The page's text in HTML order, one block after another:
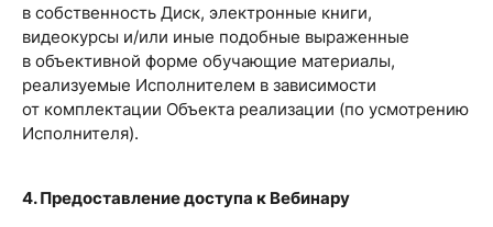
в собственность Диск, электронные книги,
видеокурсы и/или иные подобные выраженные
в объективной форме обучающие материалы,
реализуемые Исполнителем в зависимости
от комплектации Объекта реализации (по усмотрению
Исполнителя).
4. Предоставление доступа к Вебинару